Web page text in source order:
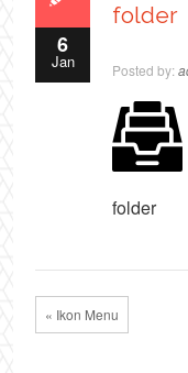
6
Jan
folder
Posted by:
folder
« Ikon Menu